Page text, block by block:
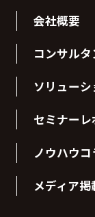
会社概要
コンサル
ソリュー
セミナーレ
ノウハウコ
メディア掲